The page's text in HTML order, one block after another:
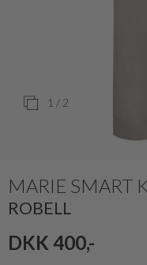
1 / 2
MARIE SMART
ROBELL
DKK 400,-